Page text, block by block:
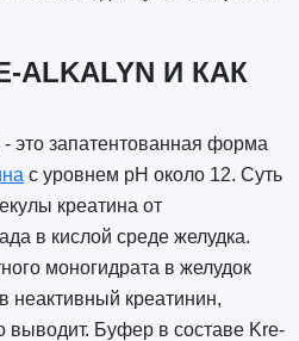
ALKALYN И КАК
это запатентованная форма
с уровнем pH около 12. Суть
креатина от
в кислой среде желудка.
моногидрата в желудок
неактивный креатинин,
выводит. Буфер в составе Kre-